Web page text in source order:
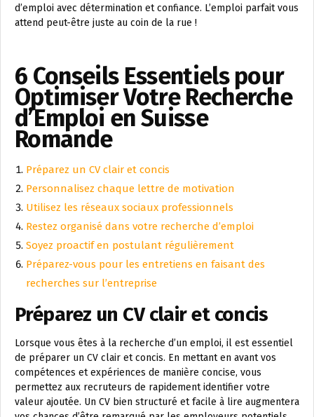
d’emploi avec détermination et confiance. L’emploi parfait vous
attend peut-être juste au coin de la rue !
6 Conseils Essentiels pour
Optimiser Votre Recherche
d’Emploi en Suisse
Romande
Préparez un CV clair et concis
Personnalisez chaque lettre de motivation
Utilisez les réseaux sociaux professionnels
Restez organisé dans votre recherche d’emploi
Soyez proactif en postulant régulièrement
Préparez-vous pour les entretiens en faisant des
recherches sur l’entreprise
Préparez un CV clair et concis
Lorsque vous êtes à la recherche d’un emploi, il est essentiel
de préparer un CV clair et concis. En mettant en avant vos
compétences et expériences de manière concise, vous
permettez aux recruteurs de rapidement identifier votre
valeur ajoutée. Un CV bien structuré et facile à lire augmentera